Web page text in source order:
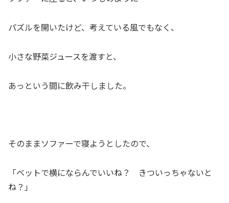
パズルを開いたけど、考えている風でもなく、
小さな野菜ジュースを渡すと、
あっという間に飲み干しました。
そのままソファーで寝ようとしたので、
「ベットで横にならんでいいね？ きついっちゃないと
ね？」